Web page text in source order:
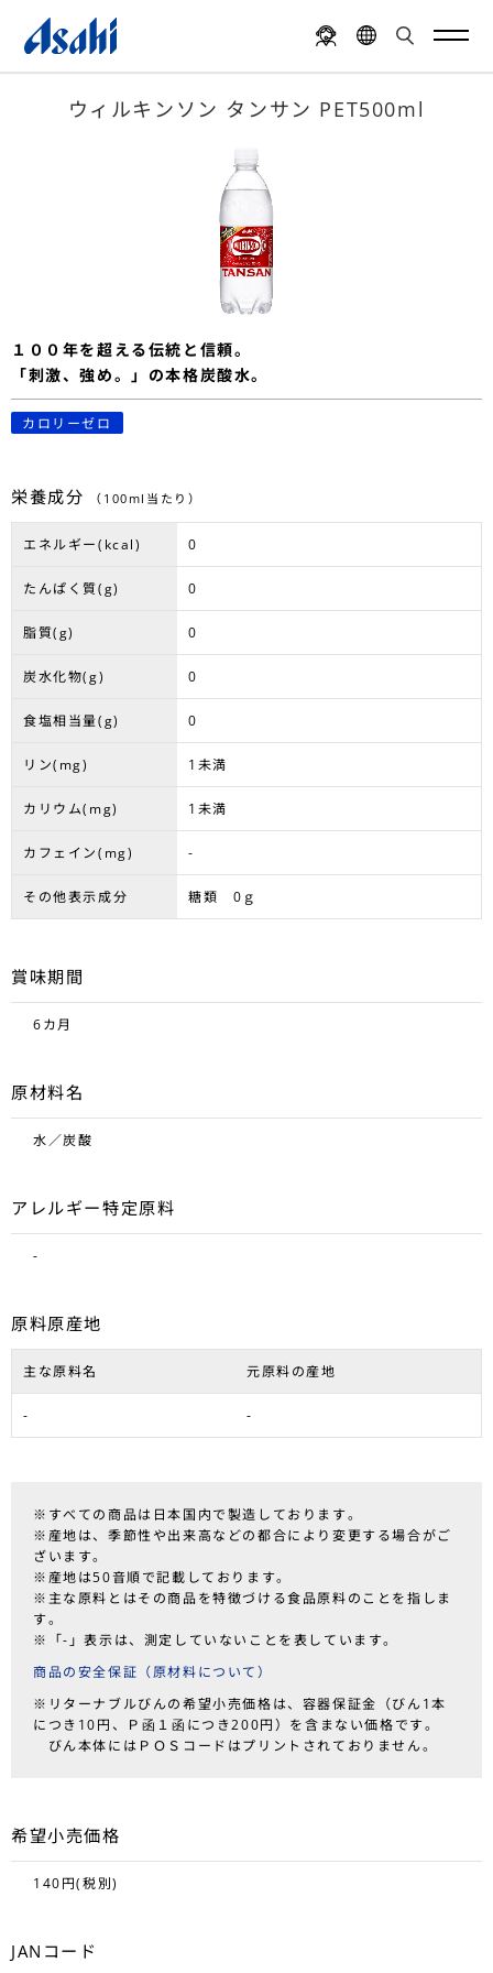
ウィルキンソン タンサン PET500ml
１００年を超える伝統と信頼。
「刺激、強め。」の本格炭酸水。
カロリーゼロ
栄養成分 （100ml当たり）
エネルギー(kcal) 0
たんぱく質(g) 0
脂質(g) 0
炭水化物(g) 0
食塩相当量(g) 0
リン(mg) 1未満
カリウム(mg) 1未満
カフェイン(mg) -
その他表示成分 糖類 0ｇ
賞味期間
6カ月
原材料名
水／炭酸
アレルギー特定原料
-
原料原産地
主な原料名 元原料の産地
- -
※すべての商品は日本国内で製造しております。
※産地は、季節性や出来高などの都合により変更する場合がご
ざいます。
※産地は50音順で記載しております。
※主な原料とはその商品を特徴づける食品原料のことを指しま
す。
※「-」表示は、測定していないことを表しています。
商品の安全保証（原材料について）
※リターナブルびんの希望小売価格は、容器保証金（びん1本
につき10円、Ｐ函１函につき200円）を含まない価格です。
びん本体にはＰＯＳコードはプリントされておりません。
希望小売価格
140円(税別)
JANコード